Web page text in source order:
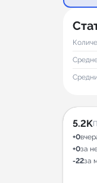
5.2K
+0
+0за
-22за